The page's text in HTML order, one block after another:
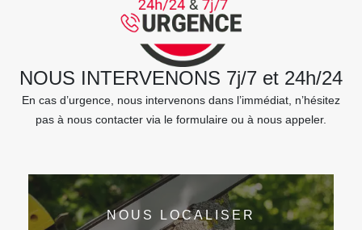
NOUS INTERVENONS 7j/7 et 24h/24
En cas d’urgence, nous intervenons dans l’immédiat, n’hésitez
pas à nous contacter via le formulaire ou à nous appeler.
NOUS LOCALISER